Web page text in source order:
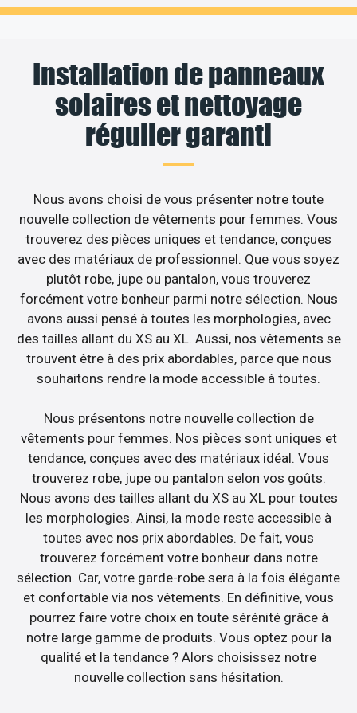
Installation de panneaux
solaires et nettoyage
régulier garanti
Nous avons choisi de vous présenter notre toute
nouvelle collection de vêtements pour femmes. Vous
trouverez des pièces uniques et tendance, conçues
avec des matériaux de professionnel. Que vous soyez
plutôt robe, jupe ou pantalon, vous trouverez
forcément votre bonheur parmi notre sélection. Nous
avons aussi pensé à toutes les morphologies, avec
des tailles allant du XS au XL. Aussi, nos vêtements se
trouvent être à des prix abordables, parce que nous
souhaitons rendre la mode accessible à toutes.
Nous présentons notre nouvelle collection de
vêtements pour femmes. Nos pièces sont uniques et
tendance, conçues avec des matériaux idéal. Vous
trouverez robe, jupe ou pantalon selon vos goûts.
Nous avons des tailles allant du XS au XL pour toutes
les morphologies. Ainsi, la mode reste accessible à
toutes avec nos prix abordables. De fait, vous
trouverez forcément votre bonheur dans notre
sélection. Car, votre garde-robe sera à la fois élégante
et confortable via nos vêtements. En définitive, vous
pourrez faire votre choix en toute sérénité grâce à
notre large gamme de produits. Vous optez pour la
qualité et la tendance ? Alors choisissez notre
nouvelle collection sans hésitation.